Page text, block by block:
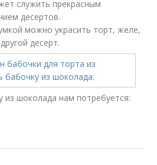
служить прекрасным
десертов.
можно украсить торт, желе,
десерт.
из шоколада нам потребуется: